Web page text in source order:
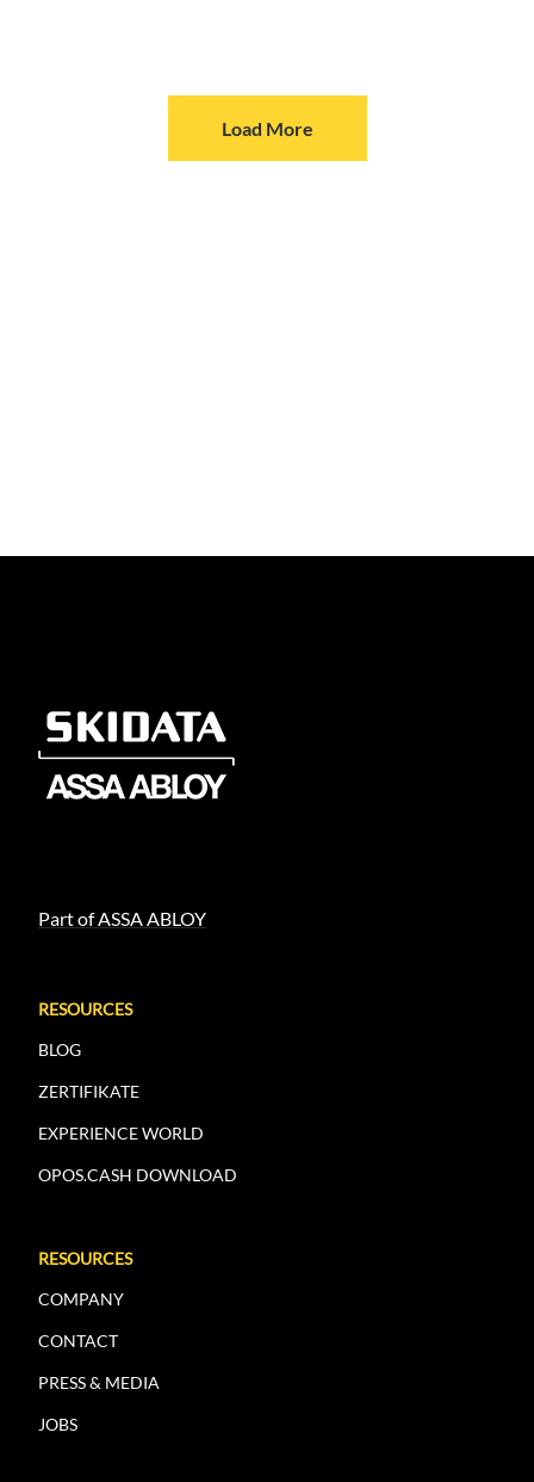
Load More
Part of ASSA ABLOY
RESOURCES
BLOG
ZERTIFIKATE
EXPERIENCE WORLD
OPOS.CASH DOWNLOAD
RESOURCES
COMPANY
CONTACT
PRESS & MEDIA
JOBS